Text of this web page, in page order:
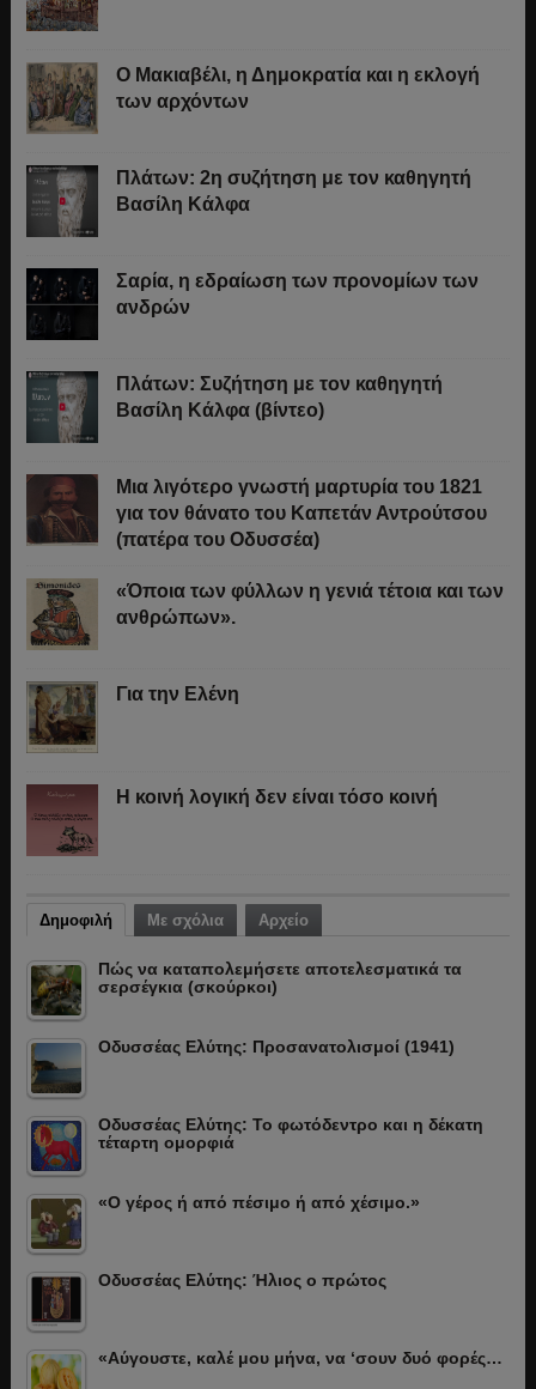
Ο Μακιαβέλι, η Δημοκρατία και η εκλογή
των αρχόντων
Πλάτων: 2η συζήτηση με τον καθηγητή
Βασίλη Κάλφα
Σαρία, η εδραίωση των προνομίων των
ανδρών
Πλάτων: Συζήτηση με τον καθηγητή
Βασίλη Κάλφα (βίντεο)
Μια λιγότερο γνωστή μαρτυρία του 1821
για τον θάνατο του Καπετάν Αντρούτσου
(πατέρα του Οδυσσέα)
«Όποια των φύλλων η γενιά τέτοια και των
ανθρώπων».
Για την Ελένη
Η κοινή λογική δεν είναι τόσο κοινή
Δημοφιλή Με σχόλια Αρχείο
Πώς να καταπολεμήσετε αποτελεσματικά τα
σερσέγκια (σκούρκοι)
Οδυσσέας Ελύτης: Προσανατολισμοί (1941)
Οδυσσέας Ελύτης: Το φωτόδεντρο και η δέκατη
τέταρτη ομορφιά
«Ο γέρος ή από πέσιμο ή από χέσιμο.»
Οδυσσέας Ελύτης: Ήλιος ο πρώτος
«Αύγουστε, καλέ μου μήνα, να ‘σουν δυό φορές…